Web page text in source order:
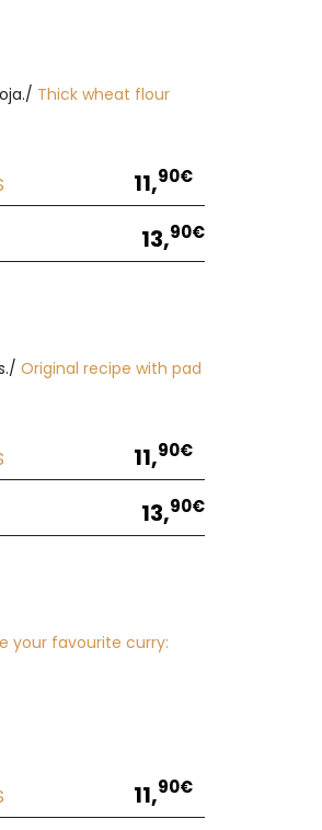
Thick wheat flour
11,90€
13,90€
Original recipe with pad
11,90€
13,90€
your favourite curry:
11,90€